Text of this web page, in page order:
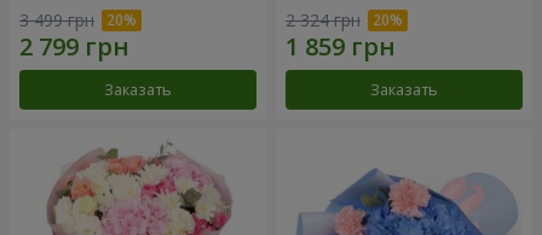
3 499 грн
Заказать
2 324 грн
Заказать